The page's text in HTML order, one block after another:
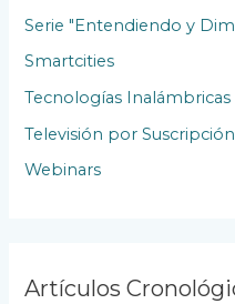
Serie "Entendiendo y
Smartcities
Tecnologías Inalámbricas
Televisión por Suscripción
Webinars
Artículos